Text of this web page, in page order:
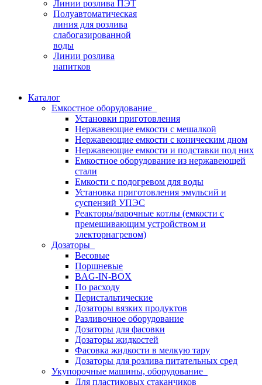
Линии розлива ПЭТ
Полуавтоматическая
линия для розлива
слабогазированной
воды
Линии розлива
напитков
Каталог
Емкостное оборудование
Установки приготовления
Нержавеющие емкости с мешалкой
Нержавеющие емкости с коническим дном
Нержавеющие емкости и подставки под них
Емкостное оборудование из нержавеющей
стали
Емкости с подогревом для воды
Установка приготовления эмульсий и
суспензий УПЭС
Реакторы/варочные котлы (емкости с
премешивающим устройством и
электорнагревом)
Дозаторы
Весовые
Поршневые
BAG-IN-BOX
По расходу
Перистальтические
Дозаторы вязких продуктов
Разливочное оборудование
Дозаторы для фасовки
Дозаторы жидкостей
Фасовка жидкости в мелкую тару
Дозаторы для розлива питательных сред
Укупорочные машины, оборудование
Для пластиковых стаканчиков